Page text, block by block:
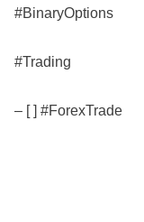
#BinaryOptions
#Trading
– [ ] #ForexTrade